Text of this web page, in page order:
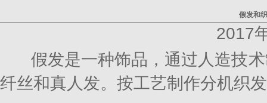
假发和
2017
假发是一种饰品，通过人造技
纤丝和真人发。按工艺制作分机织